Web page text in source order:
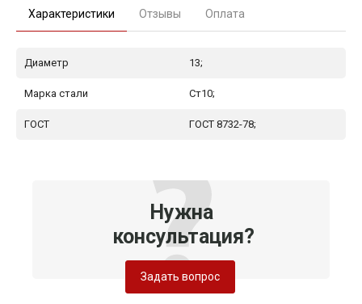
Характеристики Отзывы Оплата
Диаметр 13;
Марка стали Ст10;
ГОСТ ГОСТ 8732-78;
Нужна
консультация?
Задать вопрос